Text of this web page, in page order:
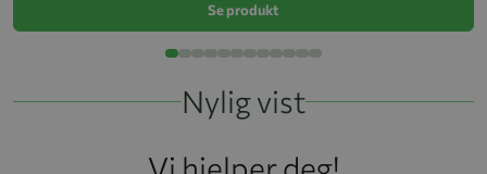
Se produkt
Nylig vist